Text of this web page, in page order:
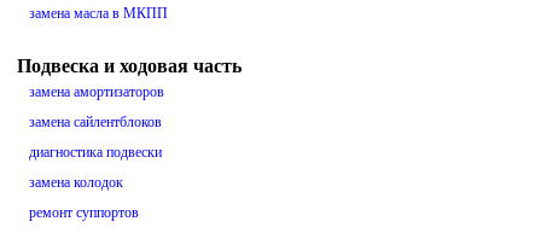
замена масла в МКПП
Подвеска и ходовая часть
замена амортизаторов
замена сайлентблоков
диагностика подвески
замена колодок
ремонт суппортов